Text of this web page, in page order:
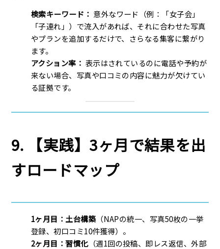
検索キーワード： 意外なワード（例：「女子会」
「子連れ」）で流入があれば、それに合わせた写真
やプランを追加するだけで、さらなる集客に繋がり
ます。
アクション率： 表示はされているのに電話や予約が
来ない場合、写真や口コミの内容に魅力が欠けてい
る証拠です。
9. 【実践】3ヶ月で結果を出
すロードマップ
1ヶ月目：土台構築 （NAPの統一、写真50枚の一挙
登録、初口コミ10件獲得）。
2ヶ月目：習慣化（週1回の投稿、即レス返信、外部